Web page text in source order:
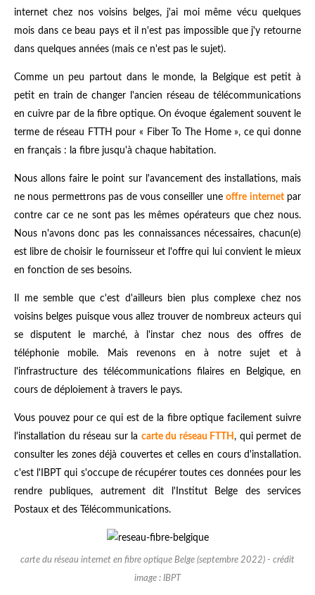
internet chez nos voisins belges, j'ai moi même vécu quelques
mois dans ce beau pays et il n'est pas impossible que j'y retourne
dans quelques années (mais ce n'est pas le sujet).
Comme un peu partout dans le monde, la Belgique est petit à
petit en train de changer l'ancien réseau de télécommunications
en cuivre par de la fibre optique. On évoque également souvent le
terme de réseau FTTH pour « Fiber To The Home », ce qui donne
en français : la fibre jusqu'à chaque habitation.
Nous allons faire le point sur l'avancement des installations, mais
ne nous permettrons pas de vous conseiller uneoffre internetpar
contre car ce ne sont pas les mêmes opérateurs que chez nous.
Nous n'avons donc pas les connaissances nécessaires, chacun(e)
est libre de choisir le fournisseur et l'offre qui lui convient le mieux
en fonction de ses besoins.
Il me semble que c'est d'ailleurs bien plus complexe chez nos
voisins belges puisque vous allez trouver de nombreux acteurs qui
se disputent le marché, à l'instar chez nous des offres de
téléphonie mobile. Mais revenons en à notre sujet et à
l'infrastructure des télécommunications filaires en Belgique, en
cours de déploiement à travers le pays.
Vous pouvez pour ce qui est de la fibre optique facilement suivre
l'installation du réseau sur la carte du réseau FTTH, qui permet de
consulter les zones déjà couvertes et celles en cours d'installation.
c'est l'IBPT qui s'occupe de récupérer toutes ces données pour les
rendre publiques, autrement dit l'Institut Belge des services
Postaux et des Télécommunications.
carte du réseau internet en fibre optique Belge (septembre 2022) - crédit
image : IBPT